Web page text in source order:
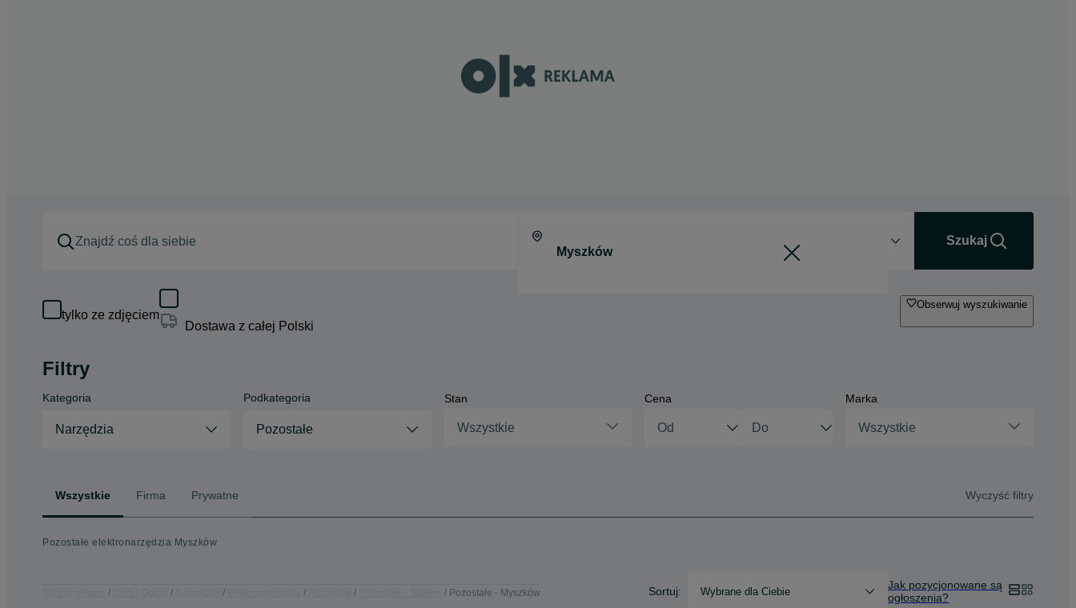
Szukaj
tylko ze zdjęciem
Dostawa z całej Polski
Obserwuj wyszukiwanie
Filtry
Kategoria
Narzędzia
Podkategoria
Pozostałe
Stan
Wszystkie
Cena Marka
Wszystkie
Wszystkie Firma Prywatne Wyczyść filtry
Pozostałe elektronarzędzia Myszków
Pozostałe - Myszków Sortuj: Wybrane dla Ciebie
Jak pozycjonowane są
ogłoszenia?